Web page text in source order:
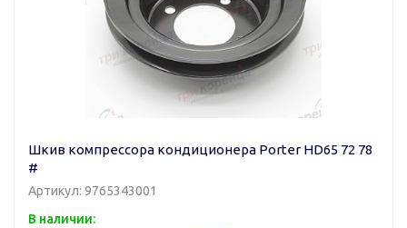
Шкив компрессора кондиционера Porter HD65 72 78
#
Артикул: 9765343001
В наличии: